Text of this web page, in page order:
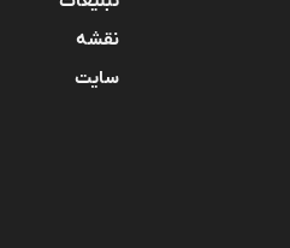
نقشه
سایت